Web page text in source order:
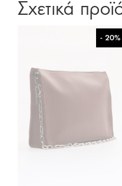
Σχετικά
- 20%